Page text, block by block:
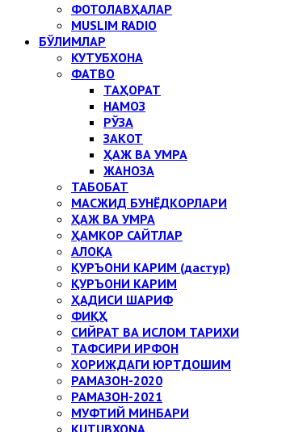
ФОТОЛАВҲАЛАР
MUSLIM RADIO
БЎЛИМЛАР
КУТУБХОНА
ФАТВО
ТАҲОРАТ
НАМОЗ
РЎЗА
ЗАКОТ
ҲАЖ ВА УМРА
ЖАНОЗА
ТАБОБАТ
МАСЖИД БУНЁДКОРЛАРИ
ҲАЖ ВА УМРА
ҲАМКОР САЙТЛАР
АЛОҚА
ҚУРЪОНИ КАРИМ (дастур)
ҚУРЪОНИ КАРИМ
ҲАДИСИ ШАРИФ
ФИҚҲ
СИЙРАТ ВА ИСЛОМ ТАРИХИ
ТАФСИРИ ИРФОН
ХОРИЖДАГИ ЮРТДОШИМ
РАМАЗОН-2020
РАМАЗОН-2021
МУФТИЙ МИНБАРИ
KUTUBXONA